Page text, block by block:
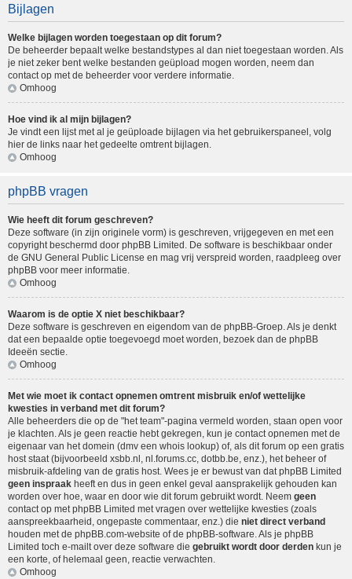
Bijlagen
Welke bijlagen worden toegestaan op dit forum?
De beheerder bepaalt welke bestandstypes al dan niet toegestaan worden. Als
je niet zeker bent welke bestanden geüpload mogen worden, neem dan
contact op met de beheerder voor verdere informatie.
Omhoog
Hoe vind ik al mijn bijlagen?
Je vindt een lijst met al je geüploade bijlagen via het gebruikerspaneel, volg
hier de links naar het gedeelte omtrent bijlagen.
Omhoog
phpBB vragen
Wie heeft dit forum geschreven?
Deze software (in zijn originele vorm) is geschreven, vrijgegeven en met een
copyright beschermd door phpBB Limited . De software is beschikbaar onder
de GNU General Public License en mag vrij verspreid worden, raadpleeg over
phpBB voor meer informatie.
Omhoog
Waarom is de optie X niet beschikbaar?
Deze software is geschreven en eigendom van de phpBB-Groep. Als je denkt
dat een bepaalde optie toegevoegd moet worden, bezoek dan de phpBB
Ideeën sectie.
Omhoog
Met wie moet ik contact opnemen omtrent misbruik en/of wettelijke
kwesties in verband met dit forum?
Alle beheerders die op de "het team"-pagina vermeld worden, staan open voor
je klachten. Als je geen reactie hebt gekregen, kun je contact opnemen met de
eigenaar van het domein (dmv een whois lookup) of, als dit forum op een gratis
host staat (bijvoorbeeld xsbb.nl, nl.forums.cc, dotbb.be, enz.), het beheer of
misbruik-afdeling van de gratis host. Wees je er bewust van dat phpBB Limited
geen inspraak heeft en dus in geen enkel geval aansprakelijk gehouden kan
worden over hoe, waar en door wie dit forum gebruikt wordt. Neem geen
contact op met phpBB Limited met vragen over wettelijke kwesties (zoals
aanspreekbaarheid, ongepaste commentaar, enz.) die niet direct verband
houden met de phpBB.com-website of de phpBB-software. Als je phpBB
Limited toch e-mailt over deze software die gebruikt wordt door derden kun je
een korte, of helemaal geen, reactie verwachten.
Omhoog